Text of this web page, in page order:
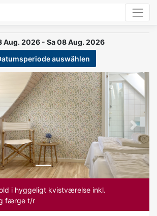
Aug. 2026 - Sa 08 Aug. 2026
auswählen
Next
i hyggeligt kvistværelse inkl.
færge t/r